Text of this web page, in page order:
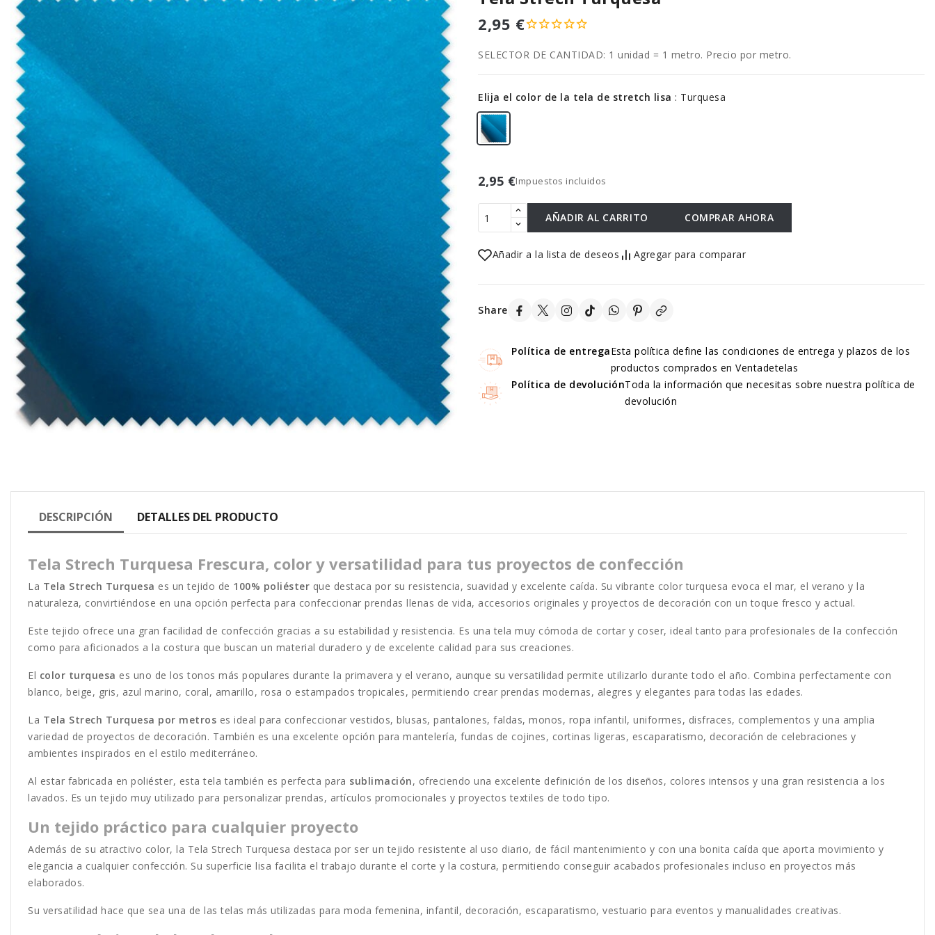
2,95 €
SELECTOR DE CANTIDAD: 1 unidad = 1 metro. Precio por metro.
Elija el color de la tela de stretch lisa : Turquesa
2,95 €Impuestos incluidos
AÑADIR AL CARRITO COMPRAR AHORA
Añadir a la lista de deseos Agregar para comparar
Share
Política de entregaEsta política define las condiciones de entrega y plazos de los
productos comprados en Ventadetelas
Política de devoluciónToda la información que necesitas sobre nuestra política de
devolución
DESCRIPCIÓN DETALLES DEL PRODUCTO
Tela Strech Turquesa Frescura, color y versatilidad para tus proyectos de confección
La Tela Strech Turquesa es un tejido de 100% poliéster que destaca por su resistencia, suavidad y excelente caída. Su vibrante color turquesa evoca el mar, el verano y la
naturaleza, convirtiéndose en una opción perfecta para confeccionar prendas llenas de vida, accesorios originales y proyectos de decoración con un toque fresco y actual.
Este tejido ofrece una gran facilidad de confección gracias a su estabilidad y resistencia. Es una tela muy cómoda de cortar y coser, ideal tanto para profesionales de la confección
como para aficionados a la costura que buscan un material duradero y de excelente calidad para sus creaciones.
El color turquesa es uno de los tonos más populares durante la primavera y el verano, aunque su versatilidad permite utilizarlo durante todo el año. Combina perfectamente con
blanco, beige, gris, azul marino, coral, amarillo, rosa o estampados tropicales, permitiendo crear prendas modernas, alegres y elegantes para todas las edades.
La Tela Strech Turquesa por metros es ideal para confeccionar vestidos, blusas, pantalones, faldas, monos, ropa infantil, uniformes, disfraces, complementos y una amplia
variedad de proyectos de decoración. También es una excelente opción para mantelería, fundas de cojines, cortinas ligeras, escaparatismo, decoración de celebraciones y
ambientes inspirados en el estilo mediterráneo.
Al estar fabricada en poliéster, esta tela también es perfecta para sublimación, ofreciendo una excelente definición de los diseños, colores intensos y una gran resistencia a los
lavados. Es un tejido muy utilizado para personalizar prendas, artículos promocionales y proyectos textiles de todo tipo.
Un tejido práctico para cualquier proyecto
Además de su atractivo color, la Tela Strech Turquesa destaca por ser un tejido resistente al uso diario, de fácil mantenimiento y con una bonita caída que aporta movimiento y
elegancia a cualquier confección. Su superficie lisa facilita el trabajo durante el corte y la costura, permitiendo conseguir acabados profesionales incluso en proyectos más
elaborados.
Su versatilidad hace que sea una de las telas más utilizadas para moda femenina, infantil, decoración, escaparatismo, vestuario para eventos y manualidades creativas.